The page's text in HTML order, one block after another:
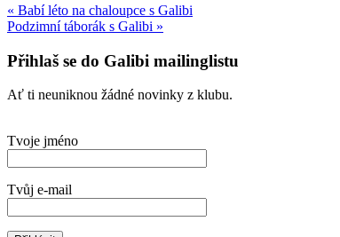
Navigace
pro
příspěvek
« Babí léto na chaloupce s Galibi
Podzimní táborák s Galibi »
Přihlaš se do Galibi mailinglistu
Ať ti neuniknou žádné novinky z klubu.
Tvoje jméno
Tvůj e-mail